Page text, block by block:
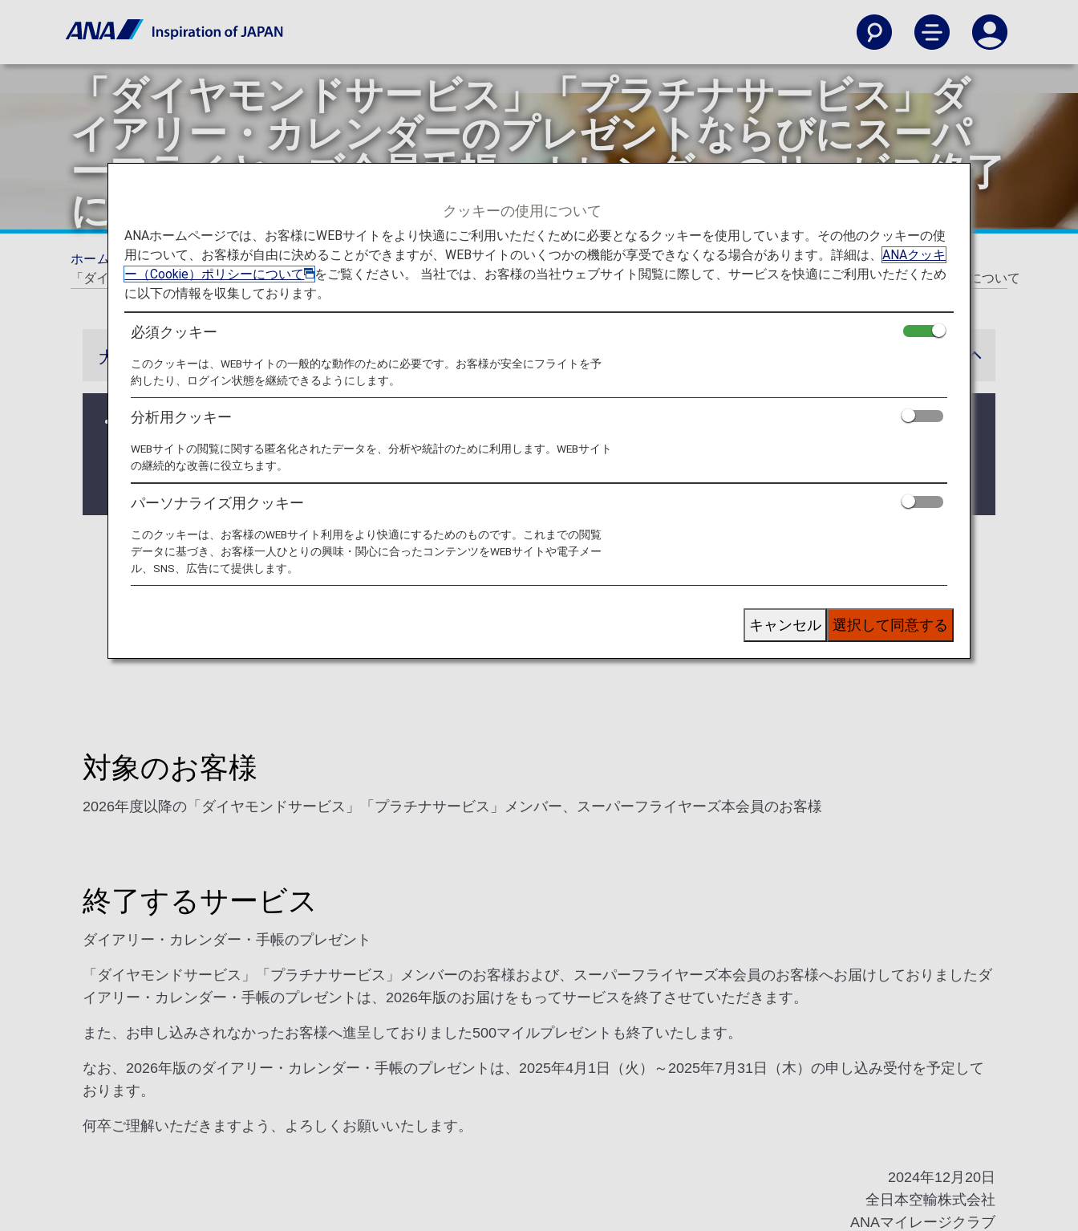
「ダイヤモンドサービス」「プラチナサービス」ダ
イアリー・カレンダーのプレゼントならびにスーパ
ーフライヤーズ会員手帳・カレンダーのサービス終了
について
ホーム ANAマイレージクラブ
プレミアムメンバーサービス
「ダイヤモンドサービス」「プラチナサービス」ダイアリー・カレンダーのプレゼントならびにスーパーフライヤーズ会員手帳・カレンダーのサービス終了について
大切なお知らせ
平素よりANAグループをご愛顧いただき、誠にありがとうございます。
「ダイヤモンドサービス」「プラチナサービス」ダイアリー・カレンダーのプレゼント、スーパーフライヤーズ会員手帳・カレンダ
ーのサービスにつきまして、以下のとおりサービスを終了させていただきます。
何卒ご理解いただきますよう、よろしくお願いいたします。
ダイアリー 卓上カレンダー
対象のお客様
2026年度以降の「ダイヤモンドサービス」「プラチナサービス」メンバー、スーパーフライヤーズ本会員のお客様
終了するサービス
ダイアリー・カレンダー・手帳のプレゼント
「ダイヤモンドサービス」「プラチナサービス」メンバーのお客様および、スーパーフライヤーズ本会員のお客様へお届けしておりましたダ
イアリー・カレンダー・手帳のプレゼントは、2026年版のお届けをもってサービスを終了させていただきます。
また、お申し込みされなかったお客様へ進呈しておりました500マイルプレゼントも終了いたします。
なお、2026年版のダイアリー・カレンダー・手帳のプレゼントは、2025年4月1日（火）～2025年7月31日（木）の申し込み受付を予定して
おります。
何卒ご理解いただきますよう、よろしくお願いいたします。
2024年12月20日
全日本空輸株式会社
ANAマイレージクラブ
クッキーの使用について
ANAホームページでは、お客様にWEBサイトをより快適にご利用いただくために必要となるクッキーを使用しています。その他のクッキーの使
用について、お客様が自由に決めることができますが、WEBサイトのいくつかの機能が享受できなくなる場合があります。詳細は、ANAクッキ
ー（Cookie）ポリシーについて
をご覧ください。 当社では、お客様の当社ウェブサイト閲覧に際して、サービスを快適にご利用いただくため
に以下の情報を収集しております。
必須クッキー
このクッキーは、WEBサイトの一般的な動作のために必要です。お客様が安全にフライトを予
約したり、ログイン状態を継続できるようにします。
分析用クッキー
WEBサイトの閲覧に関する匿名化されたデータを、分析や統計のために利用します。WEBサイト
の継続的な改善に役立ちます。
パーソナライズ用クッキー
このクッキーは、お客様のWEBサイト利用をより快適にするためのものです。これまでの閲覧
データに基づき、お客様一人ひとりの興味・関心に合ったコンテンツをWEBサイトや電子メー
ル、SNS、広告にて提供します。
選択して同意する
キャンセル